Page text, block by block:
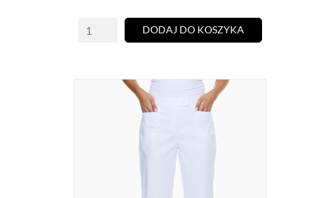
DODAJ DO KOSZYKA